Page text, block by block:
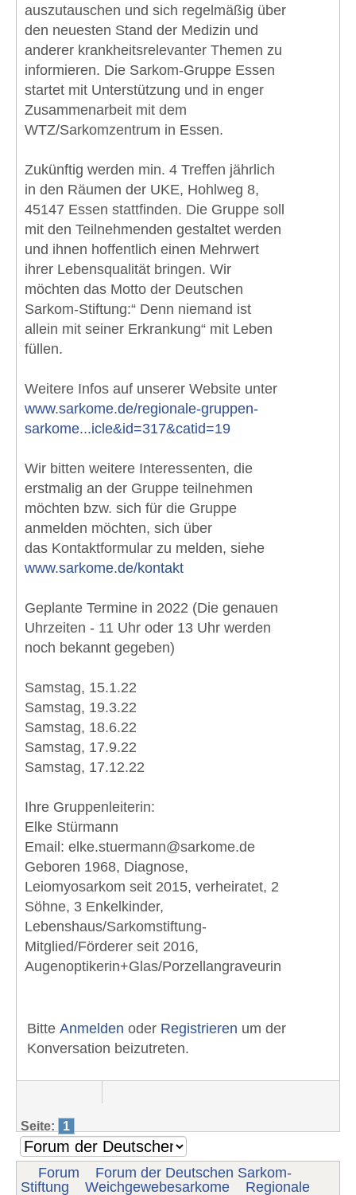
auszutauschen und sich regelmäßig über
den neuesten Stand der Medizin und
anderer krankheitsrelevanter Themen zu
informieren. Die Sarkom-Gruppe Essen
startet mit Unterstützung und in enger
Zusammenarbeit mit dem
WTZ/Sarkomzentrum in Essen.
Zukünftig werden min. 4 Treffen jährlich
in den Räumen der UKE, Hohlweg 8,
45147 Essen stattfinden. Die Gruppe soll
mit den Teilnehmenden gestaltet werden
und ihnen hoffentlich einen Mehrwert
ihrer Lebensqualität bringen. Wir
möchten das Motto der Deutschen
Sarkom-Stiftung:“ Denn niemand ist
allein mit seiner Erkrankung“ mit Leben
füllen.
Weitere Infos auf unserer Website unter
www.sarkome.de/regionale-gruppen-
sarkome...icle&id=317&catid=19
Wir bitten weitere Interessenten, die
erstmalig an der Gruppe teilnehmen
möchten bzw. sich für die Gruppe
anmelden möchten, sich über
das Kontaktformular zu melden, siehe
www.sarkome.de/kontakt
Geplante Termine in 2022 (Die genauen
Uhrzeiten - 11 Uhr oder 13 Uhr werden
noch bekannt gegeben)
Samstag, 15.1.22
Samstag, 19.3.22
Samstag, 18.6.22
Samstag, 17.9.22
Samstag, 17.12.22
Ihre Gruppenleiterin:
Elke Stürmann
Email: elke.stuermann@sarkome.de
Geboren 1968, Diagnose,
Leiomyosarkom seit 2015, verheiratet, 2
Söhne, 3 Enkelkinder,
Lebenshaus/Sarkomstiftung-
Mitglied/Förderer seit 2016,
Augenoptikerin+Glas/Porzellangraveurin
Bitte Anmelden oder Registrieren um der
Konversation beizutreten.
Seite: 1
Forum
Forum der Deutschen Sarkom-
Stiftung
Weichgewebesarkome
Regionale